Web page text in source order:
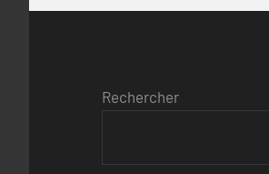
Rechercher